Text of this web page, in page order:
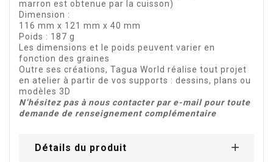
marron est obtenue par la cuisson)
Dimension :
116 mm x 121 mm x 40 mm
Poids : 187 g
Les dimensions et le poids peuvent varier en
fonction des graines
Outre ses créations, Tagua World réalise tout projet
en atelier à partir de vos supports : dessins, plans ou
modèles 3D
N’hésitez pas à nous contacter par e-mail pour toute
demande de renseignement complémentaire
Détails du produit